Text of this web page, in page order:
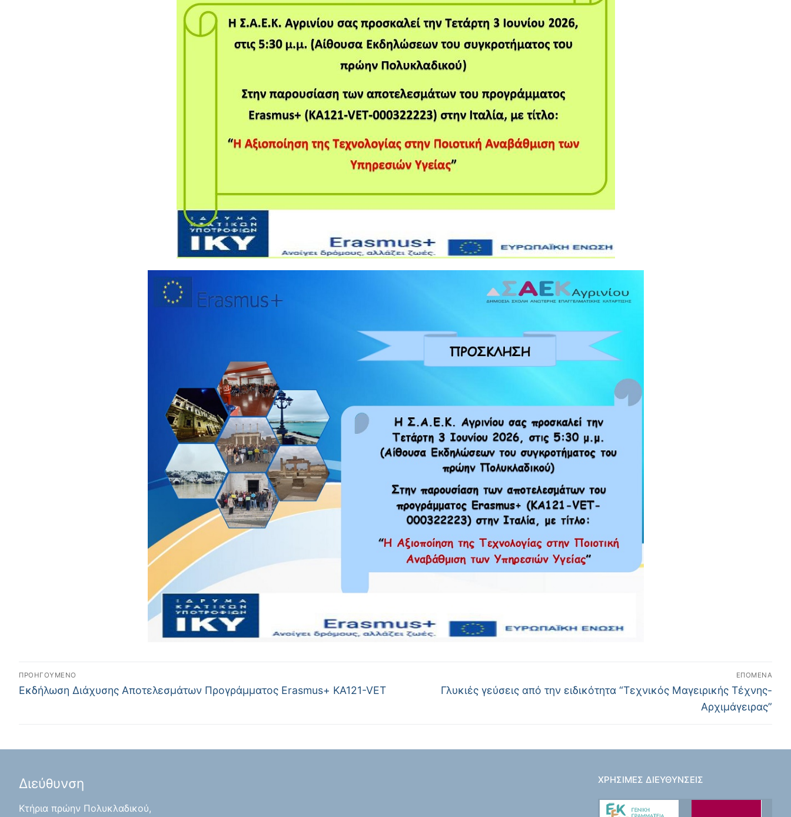
ΠΡΟΗΓΟΎΜΕΝΟ
Εκδήλωση Διάχυσης Αποτελεσμάτων Προγράμματος Erasmus+ KA121-VET
ΕΠΌΜΕΝΑ
Γλυκιές γεύσεις από την ειδικότητα “Τεχνικός Μαγειρικής Τέχνης-
Αρχιμάγειρας”
Διεύθυνση
Κτήρια πρώην Πολυκλαδικού,
ΧΡΉΣΙΜΕΣ ΔΙΕΥΘΎΝΣΕΙΣ